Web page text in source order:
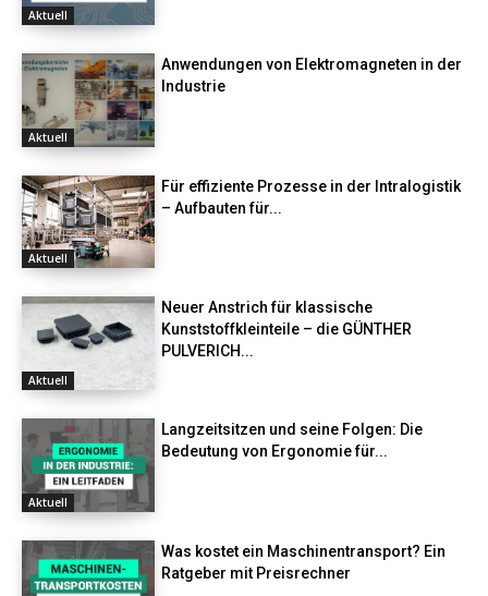
Aktuell
Aktuell
Anwendungen von Elektromagneten in der
Industrie
Aktuell
Für effiziente Prozesse in der Intralogistik
– Aufbauten für...
Aktuell
Neuer Anstrich für klassische
Kunststoffkleinteile – die GÜNTHER
PULVERICH...
Aktuell
Langzeitsitzen und seine Folgen: Die
Bedeutung von Ergonomie für...
Was kostet ein Maschinentransport? Ein
Ratgeber mit Preisrechner